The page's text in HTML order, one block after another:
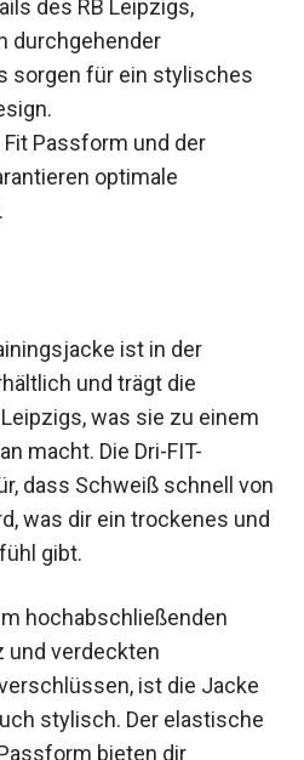
des RB Leipzigs,
durchgehender
sorgen für ein stylisches
Fit Passform und der
optimale
ist in der
und trägt die
was sie zu einem
macht. Die Dri-FIT-
dass Schweiß schnell
wird, was dir ein
Tragegefühl gibt.
hochabschließenden
und verdeckten
ist die Jacke
stylisch. Der